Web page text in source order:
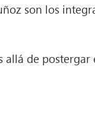
son los
de postergar